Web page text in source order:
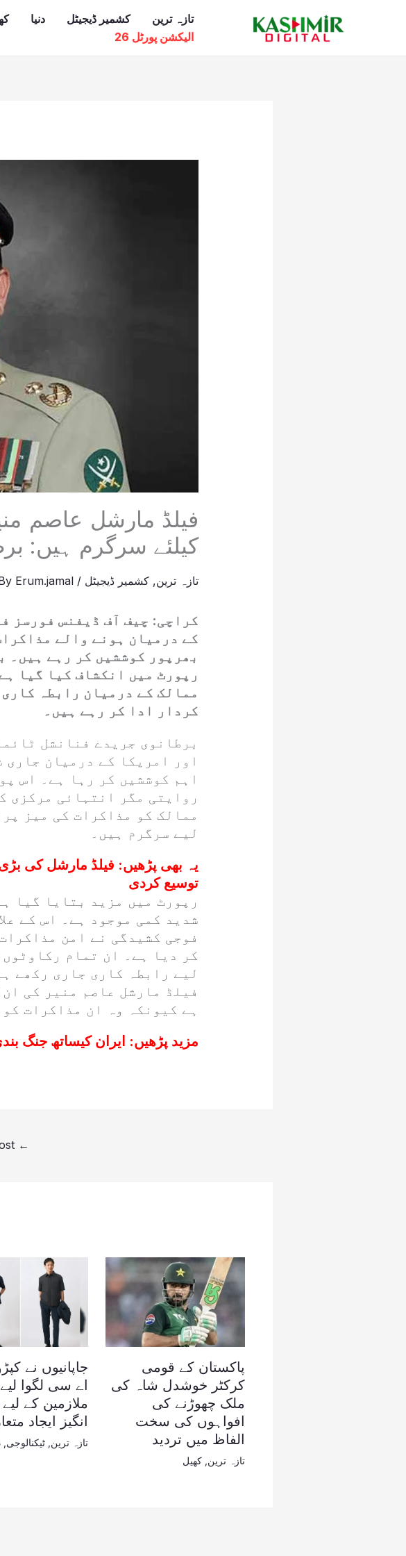
تازہ ترین کشمیر ڈیجیٹل دنیا
الیکشن پورٹل 26
فیلڈ مارشل عاصم
کیلئے سرگرم ہیں:
تازہ ترین, کشمیر ڈیجیٹل /
Erum.jamal
کراچی: چیف آف ڈیفنس فورسز
کے درمیان ہونے والے
بھرپور کوششیں کر رہے ہیں۔
رپورٹ میں انکشاف کیا گیا
ممالک کے درمیان رابطہ
کردار ادا کر رہے ہیں۔
برطانوی جریدے فنانشل
اور امریکا کے درمیان
اہم کوششیں کر رہا ہے۔ اس
روایتی مگر انتہائی مرکزی
ممالک کو مذاکرات کی میز
لیے سرگرم ہیں۔
یہ بھی پڑھیں: فیلڈ مارشل کی
توسیع کردی
رپورٹ میں مزید بتایا گیا
شدید کمی موجود ہے۔ اس کے
فوجی کشیدگی نے امن
کر دیا ہے۔ ان تمام
لیے رابطہ کاری جاری رکھے
فیلڈ مارشل عاصم منیر کی
ہے کیونکہ وہ ان مذاکرات
مزید پڑھیں: ایران کیساتھ جنگ
←
پاکستان کے قومی
کرکٹر خوشدل شاہ کی
ملک چھوڑنے کی
افواہوں کی سخت
الفاظ میں تردید
تازہ ترین کھیل
جاپانیوں نے
اے سی لگوا
ملازمین کے
انگیز ایجاد
تازہ ترین ,ٹیکنالوجی ,